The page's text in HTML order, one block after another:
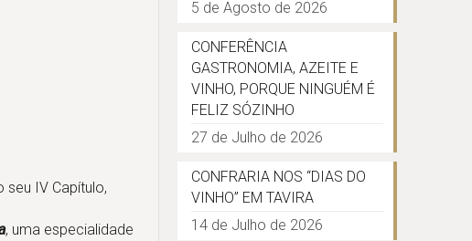
seu IV Capítulo,
, uma especialidade
5 de Agosto de 2026
CONFERÊNCIA
GASTRONOMIA, AZEITE E
VINHO, PORQUE NINGUÉM É
FELIZ SÓZINHO
27 de Julho de 2026
CONFRARIA NOS “DIAS DO
VINHO” EM TAVIRA
14 de Julho de 2026